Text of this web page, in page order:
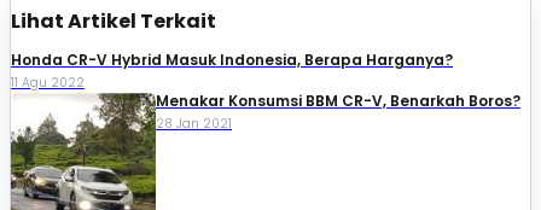
Lihat Artikel Terkait
Honda CR-V Hybrid Masuk Indonesia, Berapa Harganya?
11 Agu 2022
Menakar Konsumsi BBM CR-V, Benarkah Boros?
28 Jan 2021